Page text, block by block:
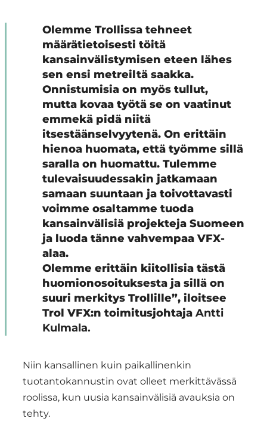
Olemme Trollissa tehneet
määrätietoisesti töitä
kansainvälistymisen eteen lähes
sen ensi metreiltä saakka.
Onnistumisia on myös tullut,
mutta kovaa työtä se on vaatinut
emmekä pidä niitä
itsestäänselvyytenä. On erittäin
hienoa huomata, että työmme sillä
saralla on huomattu. Tulemme
tulevaisuudessakin jatkamaan
samaan suuntaan ja toivottavasti
voimme osaltamme tuoda
kansainvälisiä projekteja Suomeen
ja luoda tänne vahvempaa VFX-
alaa.
Olemme erittäin kiitollisia tästä
huomionosoituksesta ja sillä on
suuri merkitys Trollille”, iloitsee
Trol VFX:n toimitusjohtaja Antti
Kulmala.
Niin kansallinen kuin paikallinenkin
tuotantokannustin ovat olleet merkittävässä
roolissa, kun uusia kansainvälisiä avauksia on
tehty.